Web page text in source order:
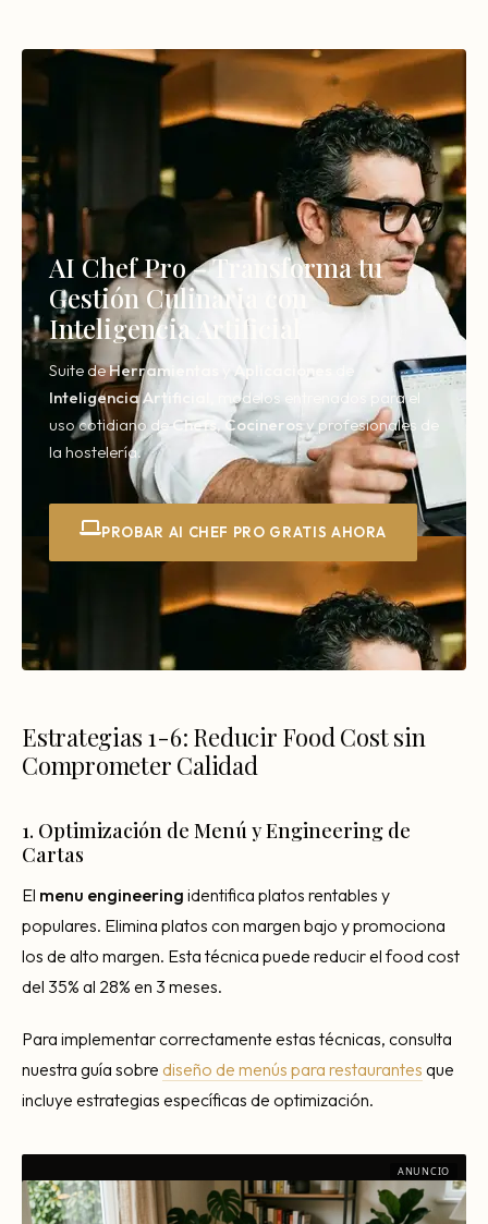
AI Chef Pro – Transforma tu
Gestión Culinaria con
Inteligencia Artificial
Suite deHerramientas Aplicaciones
InteligenciaArtificial,
modelos entrenados para el
uso cotidiano deChefs ,Cocineros y profesionales de
la hostelería.
PROBAR AI CHEF PRO GRATIS AHORA
Estrategias 1-6: Reducir Food Cost sin
Comprometer Calidad
1. Optimización de Menú y Engineering de
Cartas
El menu engineering identifica platos rentables y
populares. Elimina platos con margen bajo y promociona
los de alto margen. Esta técnica puede reducir el food cost
del 35% al 28% en 3 meses.
Para implementar correctamente estas técnicas, consulta
nuestra guía sobre diseño de menús para restaurantes que
incluye estrategias específicas de optimización.
ANUNCIO